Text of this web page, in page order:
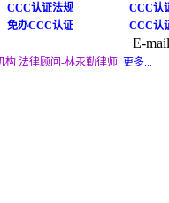
CCC认证法规
免办CCC认证
CCC认
CCC认
E-
构 法律顾问-林汞勤律师 更多...